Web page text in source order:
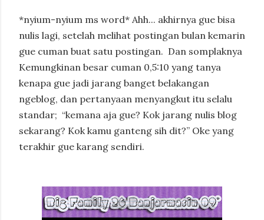
*nyium-nyium ms word* Ahh... akhirnya gue bisa
nulis lagi, setelah melihat postingan bulan kemarin
gue cuman buat satu postingan. Dan somplaknya
Kemungkinan besar cuman 0,5:10 yang tanya
kenapa gue jadi jarang banget belakangan
ngeblog, dan pertanyaan menyangkut itu selalu
standar; “kemana aja gue? Kok jarang nulis blog
sekarang? Kok kamu ganteng sih dit?” Oke yang
terakhir gue karang sendiri.